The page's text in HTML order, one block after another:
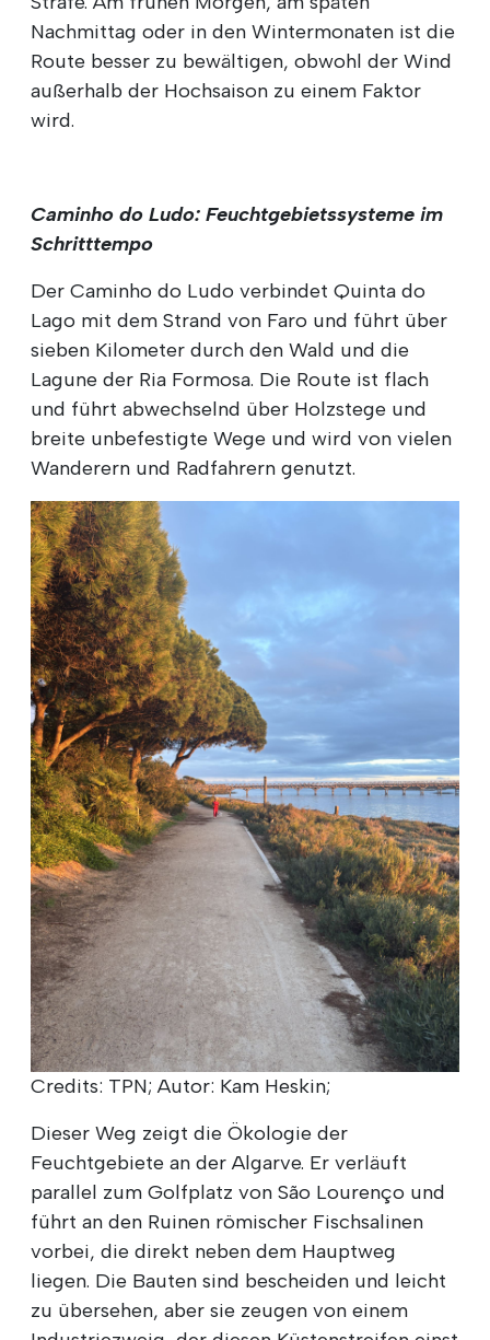
Nachmittag oder in den Wintermonaten ist die
Route besser zu bewältigen, obwohl der Wind
außerhalb der Hochsaison zu einem Faktor
wird.
Caminho do Ludo: Feuchtgebietssysteme im
Schritttempo
Der Caminho do Ludo verbindet Quinta do
Lago mit dem Strand von Faro und führt über
sieben Kilometer durch den Wald und die
Lagune der Ria Formosa. Die Route ist flach
und führt abwechselnd über Holzstege und
breite unbefestigte Wege und wird von vielen
Wanderern und Radfahrern genutzt.
Credits: TPN; Autor: Kam Heskin;
Dieser Weg zeigt die Ökologie der
Feuchtgebiete an der Algarve. Er verläuft
parallel zum Golfplatz von São Lourenço und
führt an den Ruinen römischer Fischsalinen
vorbei, die direkt neben dem Hauptweg
liegen. Die Bauten sind bescheiden und leicht
zu übersehen, aber sie zeugen von einem